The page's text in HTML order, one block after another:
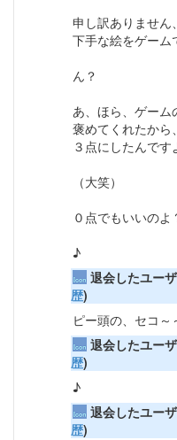
申し訳ありません
下手な絵をゲーム
ん？
あ、ほら、ゲーム
褒めてくれたから
３点にしたんです
（大笑）
０点でもいいのよ
♪
退会したユー
歴)
ピー頭の、セコ～
退会したユー
歴)
♪
退会したユー
歴)